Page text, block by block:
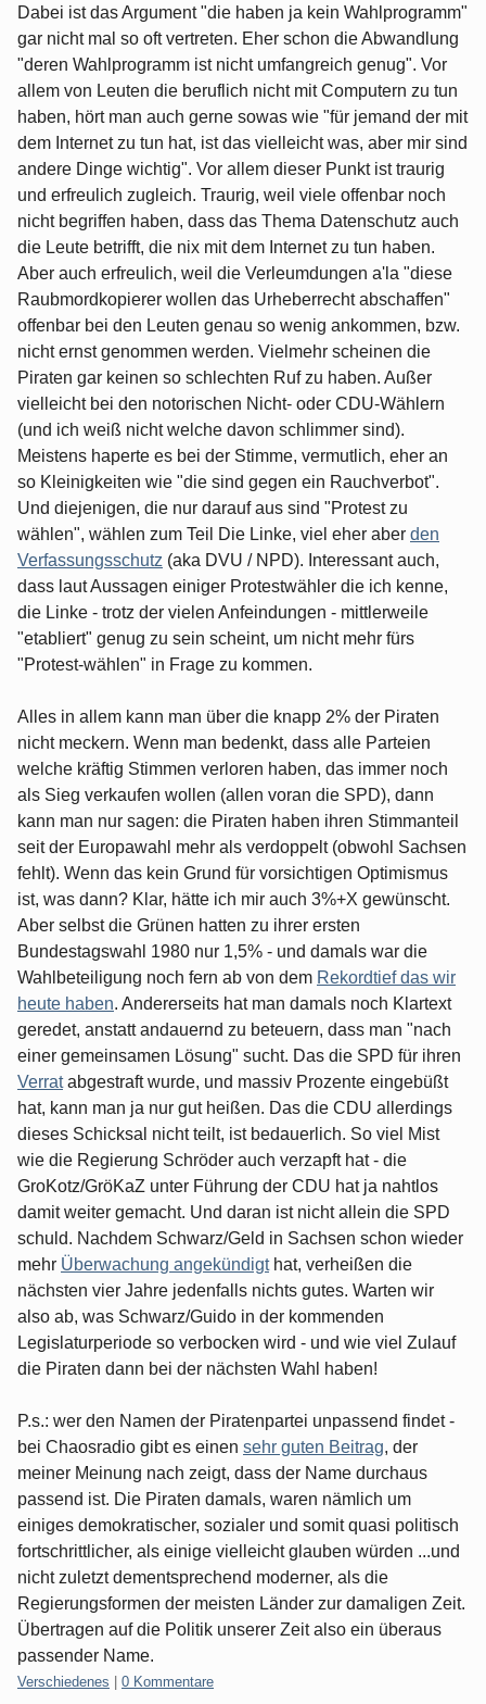
Dabei ist das Argument "die haben ja kein Wahlprogramm"
gar nicht mal so oft vertreten. Eher schon die Abwandlung
"deren Wahlprogramm ist nicht umfangreich genug". Vor
allem von Leuten die beruflich nicht mit Computern zu tun
haben, hört man auch gerne sowas wie "für jemand der mit
dem Internet zu tun hat, ist das vielleicht was, aber mir sind
andere Dinge wichtig". Vor allem dieser Punkt ist traurig
und erfreulich zugleich. Traurig, weil viele offenbar noch
nicht begriffen haben, dass das Thema Datenschutz auch
die Leute betrifft, die nix mit dem Internet zu tun haben.
Aber auch erfreulich, weil die Verleumdungen a'la "diese
Raubmordkopierer wollen das Urheberrecht abschaffen"
offenbar bei den Leuten genau so wenig ankommen, bzw.
nicht ernst genommen werden. Vielmehr scheinen die
Piraten gar keinen so schlechten Ruf zu haben. Außer
vielleicht bei den notorischen Nicht- oder CDU-Wählern
(und ich weiß nicht welche davon schlimmer sind).
Meistens haperte es bei der Stimme, vermutlich, eher an
so Kleinigkeiten wie "die sind gegen ein Rauchverbot".
Und diejenigen, die nur darauf aus sind "Protest zu
wählen", wählen zum Teil Die Linke, viel eher aber den
Verfassungsschutz (aka DVU / NPD). Interessant auch,
dass laut Aussagen einiger Protestwähler die ich kenne,
die Linke - trotz der vielen Anfeindungen - mittlerweile
"etabliert" genug zu sein scheint, um nicht mehr fürs
"Protest-wählen" in Frage zu kommen.
Alles in allem kann man über die knapp 2% der Piraten
nicht meckern. Wenn man bedenkt, dass alle Parteien
welche kräftig Stimmen verloren haben, das immer noch
als Sieg verkaufen wollen (allen voran die SPD), dann
kann man nur sagen: die Piraten haben ihren Stimmanteil
seit der Europawahl mehr als verdoppelt (obwohl Sachsen
fehlt). Wenn das kein Grund für vorsichtigen Optimismus
ist, was dann? Klar, hätte ich mir auch 3%+X gewünscht.
Aber selbst die Grünen hatten zu ihrer ersten
Bundestagswahl 1980 nur 1,5% - und damals war die
Wahlbeteiligung noch fern ab von dem Rekordtief das wir
heute haben. Andererseits hat man damals noch Klartext
geredet, anstatt andauernd zu beteuern, dass man "nach
einer gemeinsamen Lösung" sucht. Das die SPD für ihren
Verratabgestraft wurde, und massiv Prozente eingebüßt
hat, kann man ja nur gut heißen. Das die CDU allerdings
dieses Schicksal nicht teilt, ist bedauerlich. So viel Mist
wie die Regierung Schröder auch verzapft hat - die
GroKotz/GröKaZ unter Führung der CDU hat ja nahtlos
damit weiter gemacht. Und daran ist nicht allein die SPD
schuld. Nachdem Schwarz/Geld in Sachsen schon wieder
mehr Überwachung angekündigthat, verheißen die
nächsten vier Jahre jedenfalls nichts gutes. Warten wir
also ab, was Schwarz/Guido in der kommenden
Legislaturperiode so verbocken wird - und wie viel Zulauf
die Piraten dann bei der nächsten Wahl haben!
P.s.: wer den Namen der Piratenpartei unpassend findet -
bei Chaosradio gibt es einen sehr guten Beitrag, der
meiner Meinung nach zeigt, dass der Name durchaus
passend ist. Die Piraten damals, waren nämlich um
einiges demokratischer, sozialer und somit quasi politisch
fortschrittlicher, als einige vielleicht glauben würden ...und
nicht zuletzt dementsprechend moderner, als die
Regierungsformen der meisten Länder zur damaligen Zeit.
Übertragen auf die Politik unserer Zeit also ein überaus
passender Name.
Kategorien:
Verschiedenes 0 Kommentare